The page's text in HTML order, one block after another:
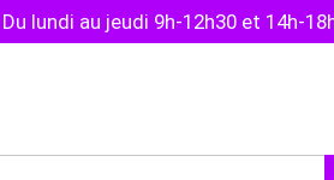
Du lundi au jeudi 9h-12h30 et 14h-